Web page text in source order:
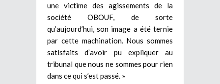
une victime des agissements de la
société OBOUF, de sorte
qu’aujourd’hui, son image a été ternie
par cette machination. Nous sommes
satisfaits d’avoir pu expliquer au
tribunal que nous ne sommes pour rien
dans ce qui s’est passé. »